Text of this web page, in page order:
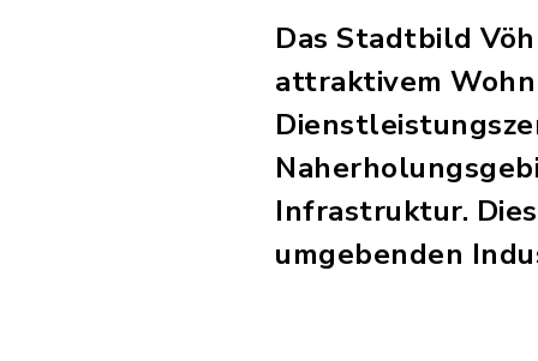
Das Stadtbild
attraktivem
Infrastruktur.
umgebenden